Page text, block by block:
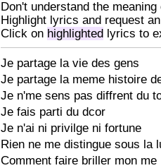
Don't understand the
Highlight lyrics and request
Click on highlighted lyrics to
Je partage la vie des gens
Je partage la meme histoire
Je n'me sens pas diffrent du
Je fais parti du dcor
Je n'ai ni privilge ni fortune
Rien ne me distingue sous la
Comment faire briller mon me